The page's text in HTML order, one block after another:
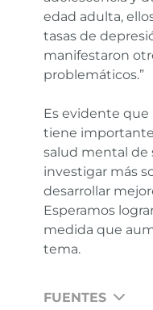
edad adulta,
tasas de
manifestaron
problemáticos.”
Es evidente que
tiene
salud mental de
investigar más
desarrollar
Esperamos
medida que
tema.
FUENTES